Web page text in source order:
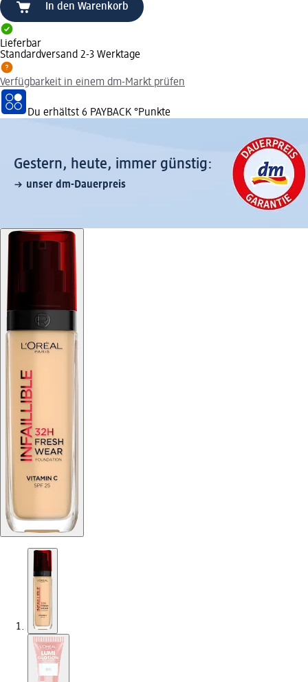
In den Warenkorb
Lieferbar
Standardversand 2-3 Werktage
Verfügbarkeit in einem dm-Markt prüfen
Du erhältst 6 PAYBACK °Punkte
Gestern, heute, immer günstig:
unser dm-Dauerpreis